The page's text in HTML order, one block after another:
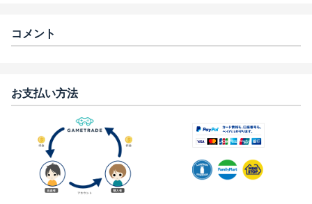
コメント
お支払い方法